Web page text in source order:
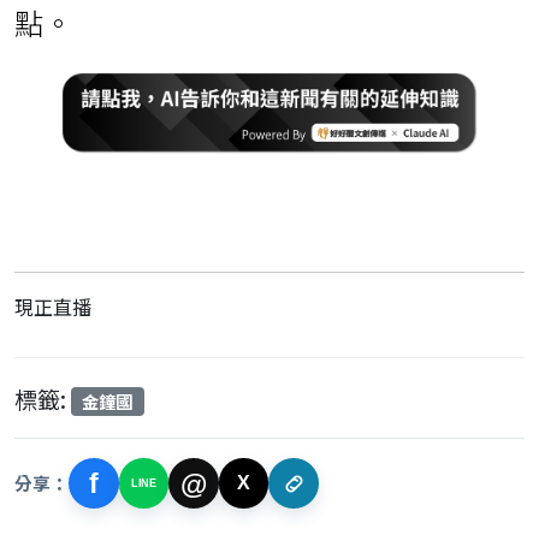
點。
現正直播
標籤: 金鐘國
分享： f LINE @ X